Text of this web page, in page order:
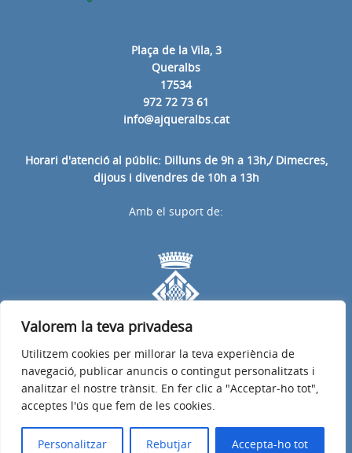
Valorem la teva privadesa
Utilitzem cookies per millorar la teva experiència de
navegació, publicar anuncis o contingut personalitzats i
analitzar el nostre trànsit. En fer clic a "Acceptar-ho tot",
acceptes l'ús que fem de les cookies.
Personalitzar Rebutjar Accepta-ho tot
Plaça de la Vila, 3
Queralbs
17534
972 72 73 61
info@ajqueralbs.cat
Horari d'atenció al públic: Dilluns de 9h a 13h,/ Dimecres,
dijous i divendres de 10h a 13h
Avís legal Política de privacitat
© 2026
Amb el suport de: